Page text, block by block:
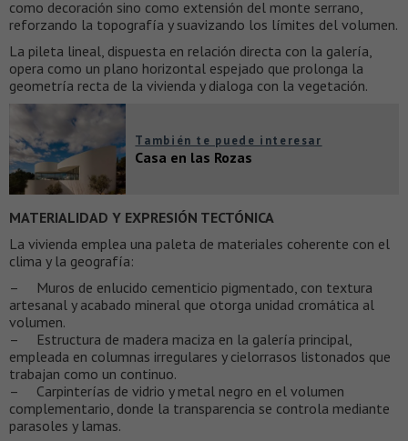
como decoración sino como extensión del monte serrano,
reforzando la topografía y suavizando los límites del volumen.
La pileta lineal, dispuesta en relación directa con la galería,
opera como un plano horizontal espejado que prolonga la
geometría recta de la vivienda y dialoga con la vegetación.
También te puede interesar
Casa en las Rozas
MATERIALIDAD Y EXPRESIÓN TECTÓNICA
La vivienda emplea una paleta de materiales coherente con el
clima y la geografía:
– Muros de enlucido cementicio pigmentado, con textura
artesanal y acabado mineral que otorga unidad cromática al
volumen.
– Estructura de madera maciza en la galería principal,
empleada en columnas irregulares y cielorrasos listonados que
trabajan como un continuo.
– Carpinterías de vidrio y metal negro en el volumen
complementario, donde la transparencia se controla mediante
parasoles y lamas.